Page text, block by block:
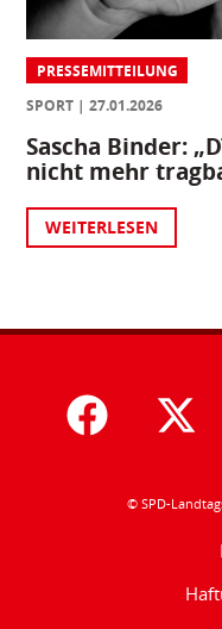
PRESSEMITTEILUNG
SPORT
27.01.2026
Sascha Binder:
nicht mehr
WEITERLESEN
© SPD-